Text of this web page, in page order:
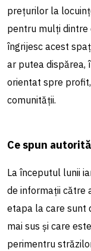
prețurilor la
pentru mulți dintre
îngrijesc acest
ar putea dispărea,
orientat spre
comunității.
Ce spun
La începutul lunii
de informații către
etapa la care sunt
mai sus și care
perimentru